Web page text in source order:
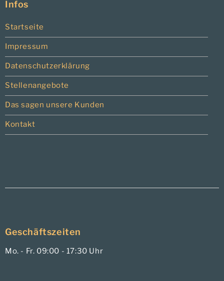
Infos
Startseite
Impressum
Datenschutzerklärung
Stellenangebote
Das sagen unsere Kunden
Kontakt
Geschäftszeiten
Mo. - Fr. 09:00 - 17:30 Uhr